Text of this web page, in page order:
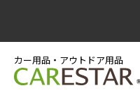
カー用品・アウトドア用品